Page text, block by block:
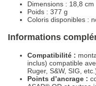
Dimensions : 18,8
Poids : 377 g
Coloris disponibles :
Informations
Compatibilité :
inclus) compatible
Ruger, S&W, SIG,
Points d’ancrage :